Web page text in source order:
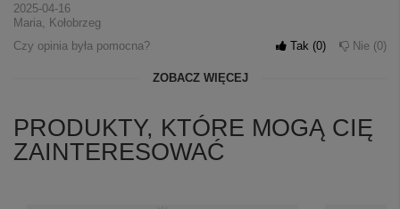
2025-04-16
Maria, Kołobrzeg
Czy opinia była pomocna?
Tak 0 Nie 0
ZOBACZ WIĘCEJ
PRODUKTY, KTÓRE MOGĄ CIĘ
ZAINTERESOWAĆ